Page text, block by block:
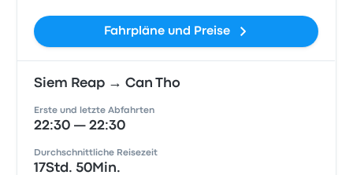
Fahrpläne und Preise
Siem Reap → Can Tho
Erste und letzte Abfahrten
22:30 — 22:30
Durchschnittliche Reisezeit
17Std. 50Min.